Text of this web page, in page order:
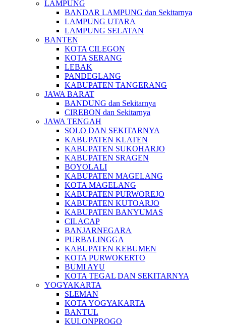
LAMPUNG
BANDAR LAMPUNG dan Sekitarnya
LAMPUNG UTARA
LAMPUNG SELATAN
BANTEN
KOTA CILEGON
KOTA SERANG
LEBAK
PANDEGLANG
KABUPATEN TANGERANG
JAWA BARAT
BANDUNG dan Sekitarnya
CIREBON dan Sekitarnya
JAWA TENGAH
SOLO DAN SEKITARNYA
KABUPATEN KLATEN
KABUPATEN SUKOHARJO
KABUPATEN SRAGEN
BOYOLALI
KABUPATEN MAGELANG
KOTA MAGELANG
KABUPATEN PURWOREJO
KABUPATEN KUTOARJO
KABUPATEN BANYUMAS
CILACAP
BANJARNEGARA
PURBALINGGA
KABUPATEN KEBUMEN
KOTA PURWOKERTO
BUMI AYU
KOTA TEGAL DAN SEKITARNYA
YOGYAKARTA
SLEMAN
KOTA YOGYAKARTA
BANTUL
KULONPROGO